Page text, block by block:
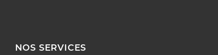
NOS SERVICES